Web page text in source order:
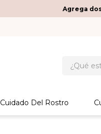
Agrega
Cuidado Del Rostro